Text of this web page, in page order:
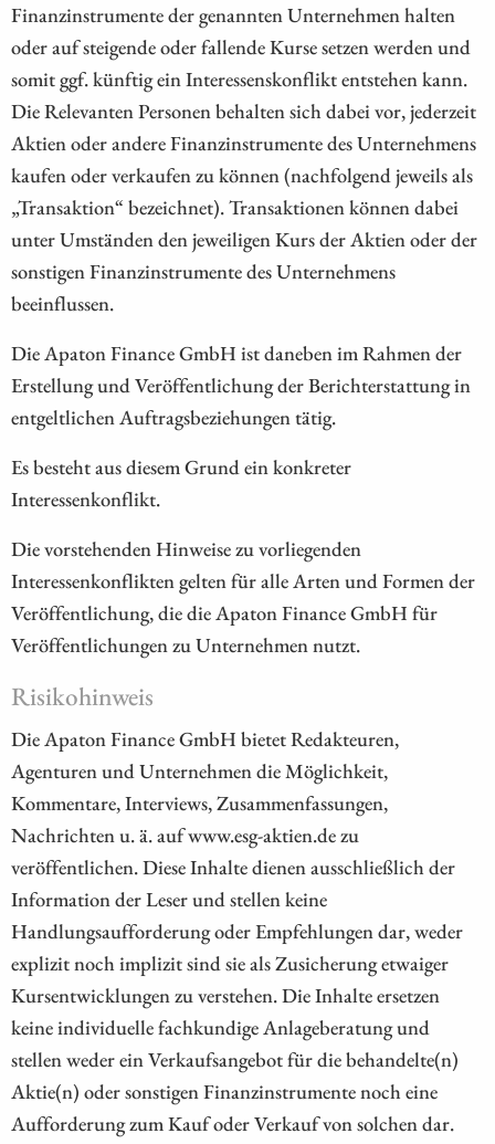
Finanzinstrumente der genannten Unternehmen halten
oder auf steigende oder fallende Kurse setzen werden und
somit ggf. künftig ein Interessenskonflikt entstehen kann.
Die Relevanten Personen behalten sich dabei vor, jederzeit
Aktien oder andere Finanzinstrumente des Unternehmens
kaufen oder verkaufen zu können (nachfolgend jeweils als
„Transaktion“ bezeichnet). Transaktionen können dabei
unter Umständen den jeweiligen Kurs der Aktien oder der
sonstigen Finanzinstrumente des Unternehmens
beeinflussen.
Die Apaton Finance GmbH ist daneben im Rahmen der
Erstellung und Veröffentlichung der Berichterstattung in
entgeltlichen Auftragsbeziehungen tätig.
Es besteht aus diesem Grund ein konkreter
Interessenkonflikt.
Die vorstehenden Hinweise zu vorliegenden
Interessenkonflikten gelten für alle Arten und Formen der
Veröffentlichung, die die Apaton Finance GmbH für
Veröffentlichungen zu Unternehmen nutzt.
Risikohinweis
Die Apaton Finance GmbH bietet Redakteuren,
Agenturen und Unternehmen die Möglichkeit,
Kommentare, Interviews, Zusammenfassungen,
Nachrichten u. ä. auf www.esg-aktien.de zu
veröffentlichen. Diese Inhalte dienen ausschließlich der
Information der Leser und stellen keine
Handlungsaufforderung oder Empfehlungen dar, weder
explizit noch implizit sind sie als Zusicherung etwaiger
Kursentwicklungen zu verstehen. Die Inhalte ersetzen
keine individuelle fachkundige Anlageberatung und
stellen weder ein Verkaufsangebot für die behandelte(n)
Aktie(n) oder sonstigen Finanzinstrumente noch eine
Aufforderung zum Kauf oder Verkauf von solchen dar.